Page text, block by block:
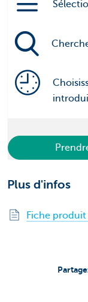
Plus d'infos
Fiche